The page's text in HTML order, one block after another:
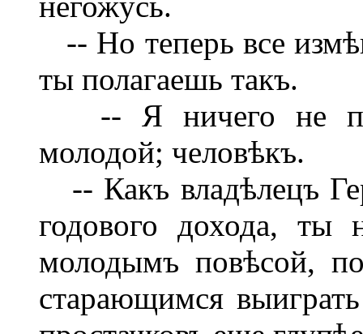
-- Но теперь все
ты полагаешь такъ.
-- Я ничего не
молодой; человѣкъ.
-- Какъ владѣлецъ
годового дохода,
молодымъ повѣсой,
старающимся